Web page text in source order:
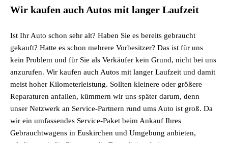
Wir kaufen auch Autos mit langer Laufzeit
Ist Ihr Auto schon sehr alt? Haben Sie es bereits gebraucht
gekauft? Hatte es schon mehrere Vorbesitzer? Das ist für uns
kein Problem und für Sie als Verkäufer kein Grund, nicht bei uns
anzurufen. Wir kaufen auch Autos mit langer Laufzeit und damit
meist hoher Kilometerleistung. Sollten kleinere oder größere
Reparaturen anfallen, kümmern wir uns später darum, denn
unser Netzwerk an Service-Partnern rund ums Auto ist groß. Da
wir ein umfassendes Service-Paket beim Ankauf Ihres
Gebrauchtwagens in Euskirchen und Umgebung anbieten,